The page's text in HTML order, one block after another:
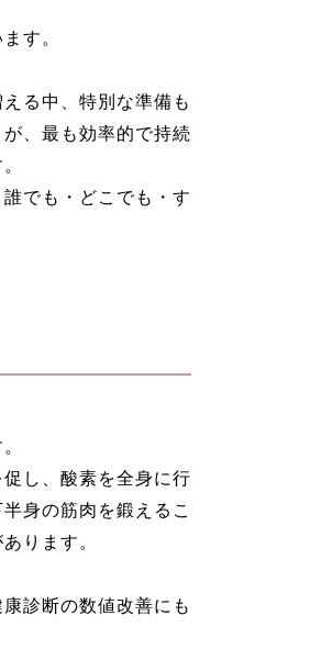
す。
る中、特別な準備も
、最も効率的で持続
でも・どこでも・す
し、酸素を全身に行
身の筋肉を鍛えるこ
ります。
診断の数値改善にも